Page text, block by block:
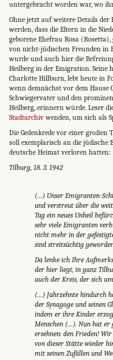
untergebracht worden war, wo
Ohne jetzt auf weitere Details
werden, dass die Eltern in die
geborene Ehefrau Rosa
von nicht-jüdischen Freunden in
wurde und auch hier die
Heilberg in der Emigration. Seine
Charlotte Hillburn, lebt heute in
wenn demnächst vor dem Hause
Schwiegervater und den
Heilberg, erinnern würde. Leser
Stadtarchiv wenden, um sich als
Die Gedenkrede vor einer
soll exemplarisch an die jüdische
deutsche Heimat verloren hatten:
Tilburg, 18. 3. 1942
(…) Unser Emigranten-
und verstreut über die
Tag ein neues Unheil
sehr viele Emigranten
nicht mehr in der
sind streit­süchtig
Da lenke ich Ihre
der hier liegt, in ganz
auch der Kreis, der sich
(…) Jahrzehnte hindurch
der Synagoge und seinen
indem er ihre Kinder
Menschen (…). Nun hat er
ersehnen: den Frieden!
von dieser Stätte wieder
mit seinen Zufällen und